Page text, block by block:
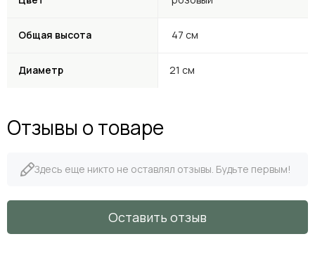
Общая высота 47 см
Диаметр 21 см
Отзывы о товаре
Здесь еще никто не оставлял отзывы. Будьте первым!
Оставить отзыв